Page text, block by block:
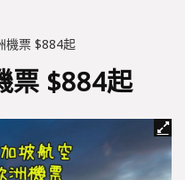
機票 $884起
票 $884起